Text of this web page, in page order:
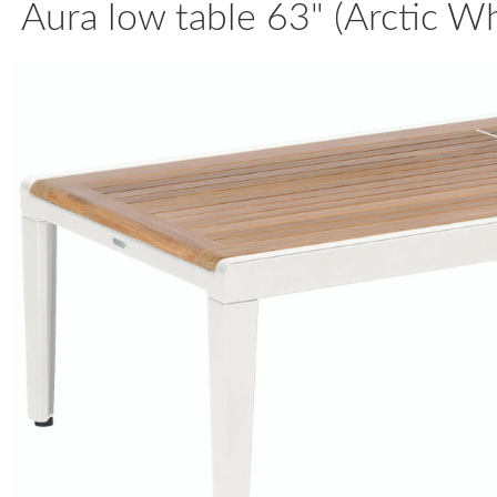
Aura low table 63" (Arctic